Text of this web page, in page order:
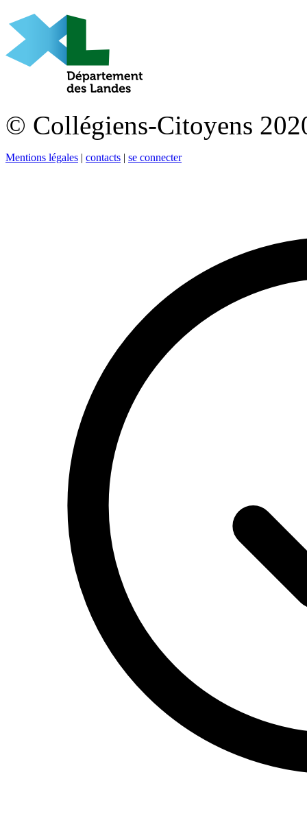
© Collégiens-Citoyens
Mentions légales | contacts | se connecter